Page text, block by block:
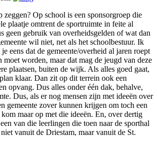
zeggen? Op school is een sponsorgroep die
plaatje omtrent de sportruimte in feite al
geen gebruik van overheidsgelden of wat dan
wil niet, net als het schoolbestuur. Ik
eens dat de gemeente/overheid al jaren roept
moet worden, maar dat mag de jeugd van deze
plaatsen, buiten de wijk. Als alles goed gaat,
klaar. Dan zit op dit terrein ook een
opvang. Dus alles onder één dak, behalve,
Dus, als er nog mensen zijn met ideeën over
gemeente zover kunnen krijgen om toch een
maar op met die ideeën. En, over dertig
van die leerlingen die toen naar de sporthal
vanuit de Driestam, maar vanuit de St.